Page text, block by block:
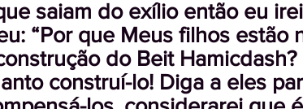
saiam do exílio então eu
“Por que Meus filhos estão
do Beit
construí-lo! Diga a eles